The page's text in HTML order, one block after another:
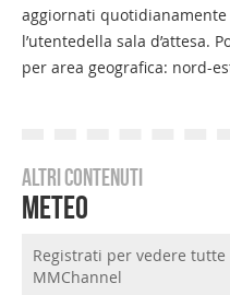
aggiornati
l’utentedella sala d’attesa.
per area geografica: nord-
Altri contenuti
Meteo
Registrati per vedere
MMChannel